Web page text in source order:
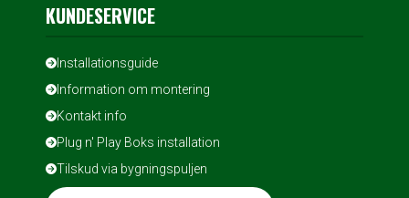
KUNDESERVICE
Installationsguide
Information om montering
Kontakt info
Plug n' Play Boks installation
Tilskud via bygningspuljen